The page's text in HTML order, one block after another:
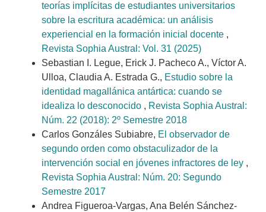
teorías implícitas de estudiantes universitarios
sobre la escritura académica: un análisis
experiencial en la formación inicial docente ,
Revista Sophia Austral: Vol. 31 (2025)
Sebastian I. Legue, Erick J. Pacheco A., Víctor A.
Ulloa, Claudia A. Estrada G., Estudio sobre la
identidad magallánica antártica: cuando se
idealiza lo desconocido , Revista Sophia Austral:
Núm. 22 (2018): 2º Semestre 2018
Carlos Gonzáles Subiabre, El observador de
segundo orden como obstaculizador de la
intervención social en jóvenes infractores de ley ,
Revista Sophia Austral: Núm. 20: Segundo
Semestre 2017
Andrea Figueroa-Vargas, Ana Belén Sánchez-